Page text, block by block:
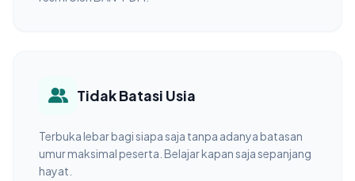
Tidak Batasi Usia
Terbuka lebar bagi siapa saja tanpa adanya batasan
umur maksimal peserta. Belajar kapan saja sepanjang
hayat.